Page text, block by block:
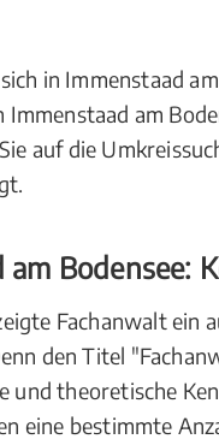
in Immenstaad
Immenstaad am
auf die
Bodensee:
Fachanwalt
den Titel
theoretische
eine bestimmte